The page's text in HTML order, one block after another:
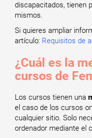
discapacitados, tienen
mismos.
Si quieres ampliar
artículo: Requisitos de
¿Cuál es la
cursos de
Los cursos tienen una
el caso de los cursos
cualquier sitio. Solo
ordenador mediante el